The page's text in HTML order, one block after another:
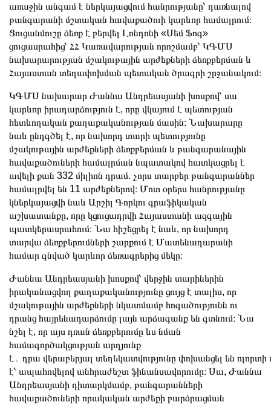
առաջին անգամ է ներկայացվում հանրությանը՝ դառնալով
թանգարանի մշտական հավաքածուի կարևոր համալրում։
Ցուցանմուշը ձեռք է բերվել Լոնդոնի «Սեմ Ֆոգ»
ցուցասրահից՝ ՀՀ Կառավարության որոշմամբ՝ ԿԳՄՍ
նախարարության մշակութային արժեքների ձեռքբերման և
Հայաստան տեղափոխման պետական ծրագրի շրջանակում։
ԿԳՄՍ նախարար Ժաննա Անդրեասյանի խոսքով՝ սա
կարևոր իրադարձություն է, որը վկայում է պետության
հետևողական քաղաքականության մասին։ Նախարարը
նաև ընդգծել է, որ նախորդ տարի պետությունը
մշակութային արժեքների ձեռքբերման և թանգարանային
հավաքածուների համալրման նպատակով հատկացրել է
ավելի քան 332 միլիոն դրամ. չորս տարբեր թանգարաններ
համալրվել են 11 արժեքներով։ Մոտ օրերս հանրությանը
կներկայացվի նաև Արշիլ Գորկու գրաֆիկական
աշխատանքը, որը կցուցադրվի Հայաստանի ազգային
պատկերասրահում։ Նա հիշեցրել է նաև, որ նախորդ
տարվա ձեռքբերումների շարքում է Մատենադարանի
համար գնված կարևոր ձեռագրերից մեկը։
Ժաննա Անդրեասյանի խոսքով՝ վերջին տարիներին
իրականացվող քաղաքականությունը ցույց է տալիս, որ
մշակութային արժեքների նկատմամբ հոգածությունն ու
դրանց հայրենադարձումը լայն արձագանք են գտնում։ Նա
նշել է, որ այս դռան ձեռքբերումը ևս նման
համագործակցության արդյունք
է․ դրա վերաբերյալ տեղեկատվությունը փոխանցել են
է՝ ապահովելով անհրաժեշտ ֆինանսավորումը։ Սա, Ժաննա
Անդրեասյանի դիտարկմամբ, թանգարանների
հավաքածուների որակական արժեքի բարձրացման